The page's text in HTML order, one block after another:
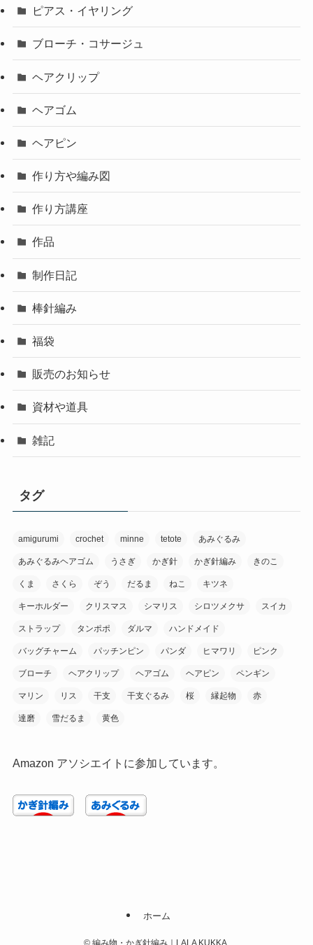
ピアス・イヤリング
ブローチ・コサージュ
ヘアクリップ
ヘアゴム
ヘアピン
作り方や編み図
作り方講座
作品
制作日記
棒針編み
福袋
販売のお知らせ
資材や道具
雑記
タグ
amigurumi crochet minne tetote あみぐるみ
あみぐるみヘアゴム うさぎ かぎ針 かぎ針編み きのこ
くま さくら ぞう だるま ねこ キツネ
キーホルダー クリスマス シマリス シロツメクサ スイカ
ストラップ タンポポ ダルマ ハンドメイド
バッグチャーム パッチンピン パンダ ヒマワリ ピンク
ブローチ ヘアクリップ ヘアゴム ヘアピン ペンギン
マリン リス 干支 干支ぐるみ 桜 縁起物 赤
達磨 雪だるま 黄色
Amazon アソシエイトに参加しています。
ホーム
© 編み物・かぎ針編み｜LALA KUKKA.